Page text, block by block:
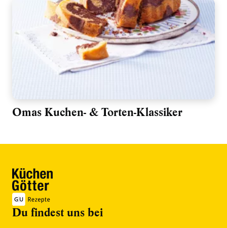
Omas Kuchen- & Torten-Klassiker
Du findest uns bei